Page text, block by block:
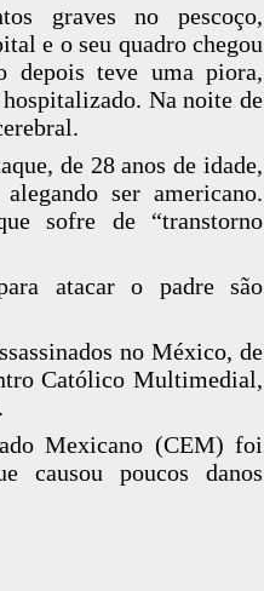
graves no pescoço,
e o seu quadro chegou
depois teve uma piora,
Na noite de
de 28 anos de idade,
ser americano.
sofre de “transtorno
atacar o padre são
no México, de
Católico Multimedial,
Mexicano (CEM) foi
causou poucos danos